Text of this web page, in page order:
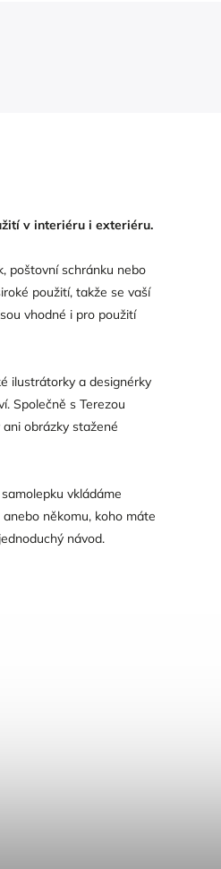
v interiéru i exteriéru.
poštovní schránku nebo
použití, takže se vaší
vhodné i pro použití
ilustrátorky a designérky
Společně s Terezou
obrázky stažené
vkládáme
někomu, koho máte
návod.